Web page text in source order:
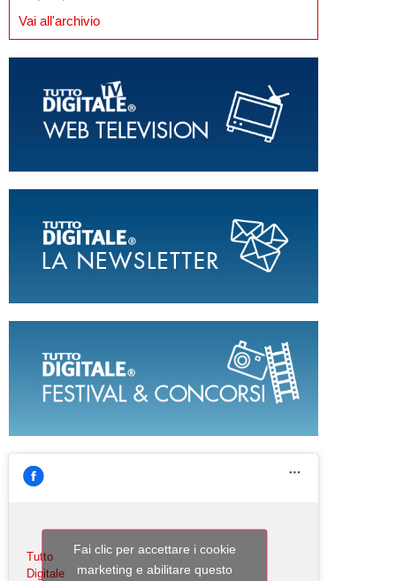
Vai all'archivio
Tutto
Digitale
Fai clic per accettare i cookie
marketing e abilitare questo